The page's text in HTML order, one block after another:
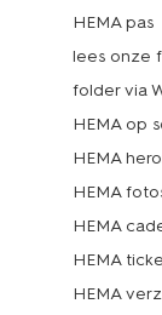
HEMA pas
lees onze
folder via
HEMA op
HEMA
HEMA
HEMA
HEMA
HEMA